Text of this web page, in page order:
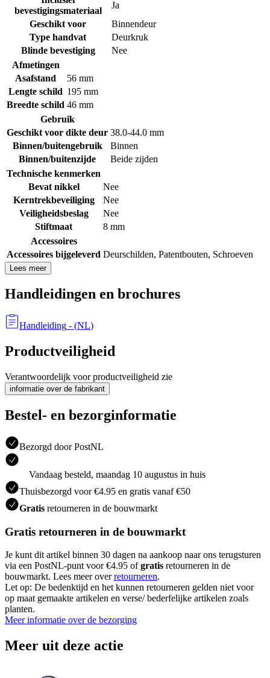
bevestigingsmateriaal
Ja
Geschikt voor
Binnendeur
Type handvat
Deurkruk
Blinde bevestiging
Nee
Afmetingen
Asafstand
56 mm
Lengte schild 195 mm
Breedte schild 46 mm
Gebruik
Geschikt voor dikte deur 38.0-44.0 mm
Binnen/buitengebruik
Binnen
Binnen/buitenzijde
Beide zijden
Technische kenmerken
Bevat nikkel
Nee
Kerntrekbeveiliging
Nee
Veiligheidsbeslag
Nee
Stiftmaat
8 mm
Accessoires
Accessoires bijgeleverd Deurschilden, Patentbouten, Schroeven
Lees meer
Handleidingen en brochures
Handleiding - (NL)
Productveiligheid
Verantwoordelijk voor productveiligheid zie
informatie over de fabrikant
Bestel- en bezorginformatie
Bezorgd door PostNL
Vandaag besteld, maandag 10 augustus in huis
Thuisbezorgd voor €4.95 en gratis vanaf €50
Gratis retourneren in de bouwmarkt
Gratis retourneren in de bouwmarkt
Je kunt dit artikel binnen 30 dagen na aankoop naar ons terugsturen
via een PostNL-punt voor €4.95 ofgratis retourneren in de
bouwmarkt. Lees meer overretourneren.
Let op: De bedenktijd en het kunnen retourneren gelden niet voor
op maat gemaakte artikelen en verse/ bederfelijke artikelen zoals
planten.
Meer informatie over de bezorging
Meer uit deze actie